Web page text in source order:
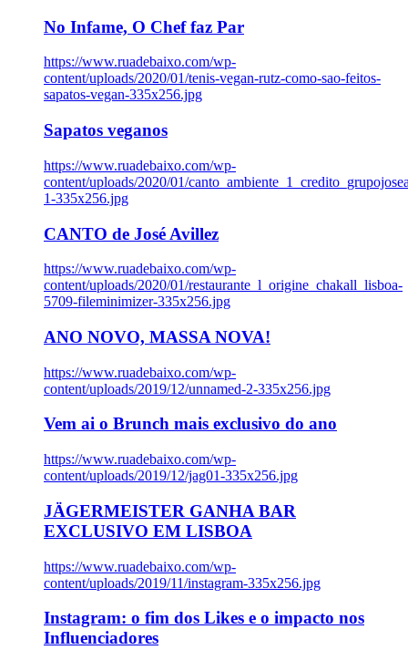
No Infame, O Chef faz Par
https://www.ruadebaixo.com/wp-
content/uploads/2020/01/tenis-vegan-rutz-como-sao-feitos-
sapatos-vegan-335x256.jpg
Sapatos veganos
https://www.ruadebaixo.com/wp-
content/uploads/2020/01/
1-335x256.jpg
CANTO de José Avillez
https://www.ruadebaixo.com/wp-
content/uploads/2020/01/restaurante_l_origine_chakall_lisboa-
5709-fileminimizer-335x256.jpg
ANO NOVO, MASSA NOVA!
https://www.ruadebaixo.com/wp-
content/uploads/2019/12/unnamed-2-335x256.jpg
Vem ai o Brunch mais exclusivo do ano
https://www.ruadebaixo.com/wp-
content/uploads/2019/12/jag01-335x256.jpg
JÄGERMEISTER GANHA BAR
EXCLUSIVO EM LISBOA
https://www.ruadebaixo.com/wp-
content/uploads/2019/11/instagram-335x256.jpg
Instagram: o fim dos Likes e o impacto nos
Influenciadores